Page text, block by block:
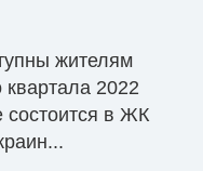
жителям
2022
состоится в ЖК